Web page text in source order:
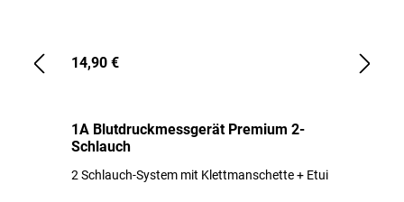
14,90 €
1A Blutdruckmessgerät Premium 2-
Schlauch
2 Schlauch-System mit Klettmanschette + Etui